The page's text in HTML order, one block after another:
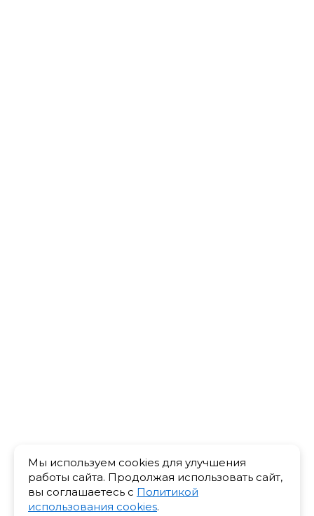
Мы используем cookies для улучшения
работы сайта. Продолжая использовать сайт,
вы соглашаетесь с Политикой
использования cookies.